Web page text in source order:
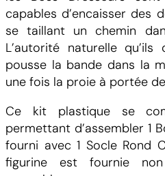
s
t
b
o
s
s
capables d’encaisser des
se taillant un chemin
L’autorité naturelle
pousse la bande dans la
une fois la proie à portée de
Ce kit plastique se
permettant d’assembler 1
fourni avec 1 Socle Rond
figurine est fournie